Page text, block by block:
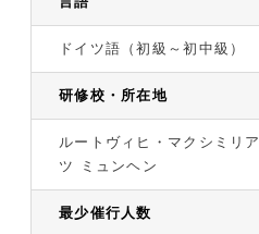
ドイツ語（初級～初中級）
研修校・所在地
ルートヴィヒ・マクシミリ
ツ ミュンヘン
最少催行人数